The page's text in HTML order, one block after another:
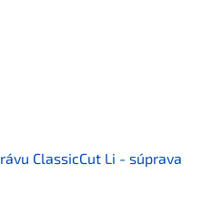
ClassicCut Li - súprava